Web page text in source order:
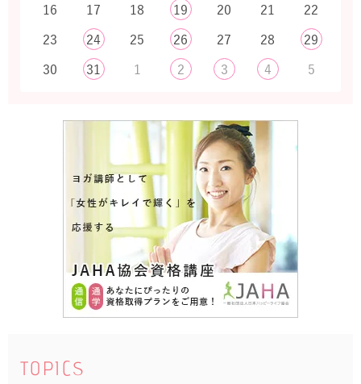
16
17 18 19 20 21
22
23
24 25 26 27 28
29
30
31 1 2 3 4 5
TOPICS